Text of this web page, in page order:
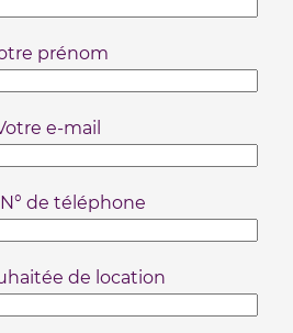
prénom
e-mail
de téléphone
de location